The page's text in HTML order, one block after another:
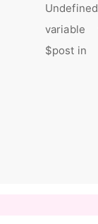
Undefined
variable
$post in